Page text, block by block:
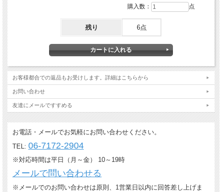
購入数： 点
残り 6点
お客様都合での返品もお受けします。詳細はこちらから
お問い合わせ
友達にメールですすめる
お電話・メールでお気軽にお問い合わせください。
TEL: 06-7172-2904
※対応時間は平日（月～金） 10～19時
メールで問い合わせる
※メールでのお問い合わせは原則、1営業日以内に回答差し上げま